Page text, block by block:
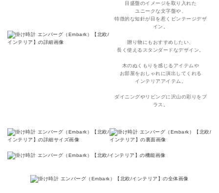
目盛盤のイメージを取り入れた
ユニークな文字盤や、
特徴的な短針が目を惹くビンテージデザ
イン。
贈り物にもおすすめしたい、
長く使えるスタンダードなデザイン。
木のぬくもりを感じるアイテムや
お部屋をおしゃれに演出してくれる
インテリアアイテム。
ダイニングやリビングに沢山の彩りをプ
ラス。